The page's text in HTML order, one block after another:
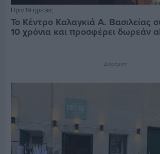
Πριν 19 ημέρες
Το Κέντρο Καλαγκιά Α. Βασιλείας
10 χρόνια και προσφέρει δωρεάν
Διαφήμιση